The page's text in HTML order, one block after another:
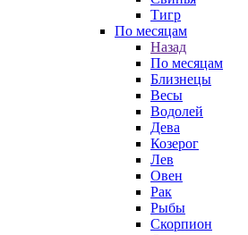
Тигр
По месяцам
Назад
По месяцам
Близнецы
Весы
Водолей
Дева
Козерог
Лев
Овен
Рак
Рыбы
Скорпион